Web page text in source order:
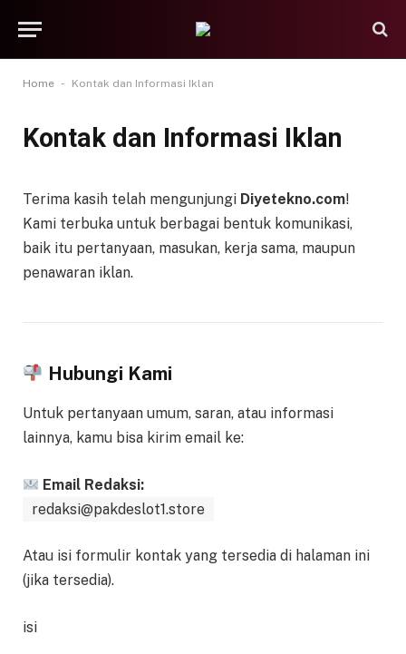
Home - Kontak dan Informasi Iklan
Kontak dan Informasi Iklan
Terima kasih telah mengunjungi Diyetekno.com!
Kami terbuka untuk berbagai bentuk komunikasi,
baik itu pertanyaan, masukan, kerja sama, maupun
penawaran iklan.
Hubungi Kami
Untuk pertanyaan umum, saran, atau informasi
lainnya, kamu bisa kirim email ke:
Email Redaksi:
redaksi@pakdeslot1.store
Atau isi formulir kontak yang tersedia di halaman ini
(jika tersedia).
isi